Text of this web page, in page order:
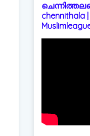
chennithala |